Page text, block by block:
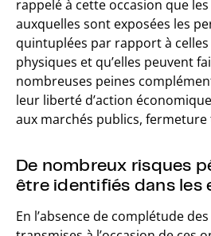
rappelé à cette occasion que
auxquelles sont exposées les
quintuplées par rapport à
physiques et qu’elles peuvent
nombreuses peines
leur liberté d’action
aux marchés publics,
De nombreux risques
être identifiés dans les
En l’absence de complétude